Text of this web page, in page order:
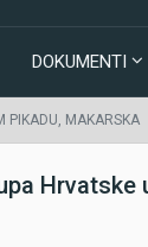
DOKUMENTI
PIKADU, MAKARSKA